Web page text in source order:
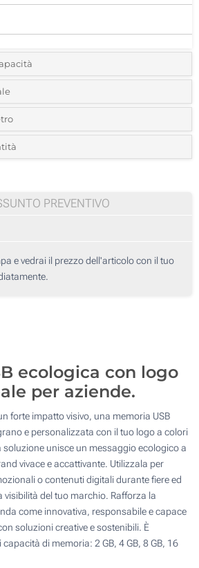
e il numero di colori per il
e il numero di colori per il
PREVENTIVO
e vedrai il prezzo dell'articolo con il tuo
ecologica con logo
per aziende.
forte impatto visivo, una memoria USB
e personalizzata con il tuo logo a colori
soluzione unisce un messaggio ecologico a
vivace e accattivante. Utilizzala per
o contenuti digitali durante fiere ed
visibilità del tuo marchio. Rafforza la
come innovativa, responsabile e capace
soluzioni creative e sostenibili. È
di memoria: 2 GB, 4 GB, 8 GB, 16